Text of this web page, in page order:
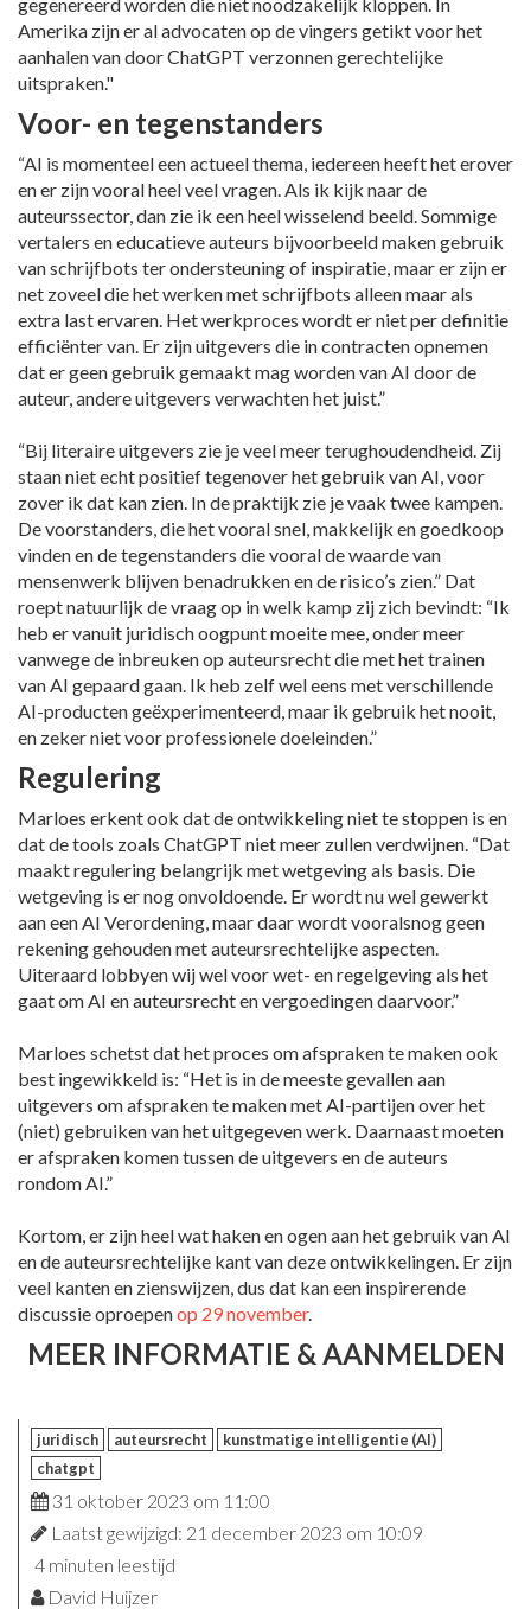
gegenereerd worden die niet noodzakelijk kloppen. In
Amerika zijn er al advocaten op de vingers getikt voor het
aanhalen van door ChatGPT verzonnen gerechtelijke
uitspraken."
Voor- en tegenstanders
“AI is momenteel een actueel thema, iedereen heeft het erover
en er zijn vooral heel veel vragen. Als ik kijk naar de
auteurssector, dan zie ik een heel wisselend beeld. Sommige
vertalers en educatieve auteurs bijvoorbeeld maken gebruik
van schrijfbots ter ondersteuning of inspiratie, maar er zijn er
net zoveel die het werken met schrijfbots alleen maar als
extra last ervaren. Het werkproces wordt er niet per definitie
efficiënter van. Er zijn uitgevers die in contracten opnemen
dat er geen gebruik gemaakt mag worden van AI door de
auteur, andere uitgevers verwachten het juist.”
“Bij literaire uitgevers zie je veel meer terughoudendheid. Zij
staan niet echt positief tegenover het gebruik van AI, voor
zover ik dat kan zien. In de praktijk zie je vaak twee kampen.
De voorstanders, die het vooral snel, makkelijk en goedkoop
vinden en de tegenstanders die vooral de waarde van
mensenwerk blijven benadrukken en de risico’s zien.” Dat
roept natuurlijk de vraag op in welk kamp zij zich bevindt: “Ik
heb er vanuit juridisch oogpunt moeite mee, onder meer
vanwege de inbreuken op auteursrecht die met het trainen
van AI gepaard gaan. Ik heb zelf wel eens met verschillende
AI-producten geëxperimenteerd, maar ik gebruik het nooit,
en zeker niet voor professionele doeleinden.”
Regulering
Marloes erkent ook dat de ontwikkeling niet te stoppen is en
dat de tools zoals ChatGPT niet meer zullen verdwijnen. “Dat
maakt regulering belangrijk met wetgeving als basis. Die
wetgeving is er nog onvoldoende. Er wordt nu wel gewerkt
aan een AI Verordening, maar daar wordt vooralsnog geen
rekening gehouden met auteursrechtelijke aspecten.
Uiteraard lobbyen wij wel voor wet- en regelgeving als het
gaat om AI en auteursrecht en vergoedingen daarvoor.”
Marloes schetst dat het proces om afspraken te maken ook
best ingewikkeld is: “Het is in de meeste gevallen aan
uitgevers om afspraken te maken met AI-partijen over het
(niet) gebruiken van het uitgegeven werk. Daarnaast moeten
er afspraken komen tussen de uitgevers en de auteurs
rondom AI.”
Kortom, er zijn heel wat haken en ogen aan het gebruik van AI
en de auteursrechtelijke kant van deze ontwikkelingen. Er zijn
veel kanten en zienswijzen, dus dat kan een inspirerende
discussie oproepenop 29 november.
MEER INFORMATIE & AANMELDEN
juridisch auteursrecht
kunstmatige intelligentie (AI)
chatgpt
31 oktober 2023 om 11:00
Laatst gewijzigd: 21 december 2023 om 10:09
4 minuten leestijd
David Huijzer